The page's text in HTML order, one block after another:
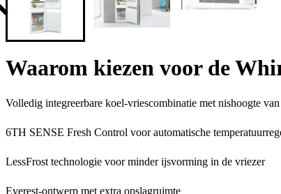
Waarom kiezen voor de
Volledig integreerbare koel-vriescombinatie met nishoogte
6TH SENSE Fresh Control voor automatische
LessFrost technologie voor minder ijsvorming in de vriezer
Everest-ontwerp met extra opslagruimte